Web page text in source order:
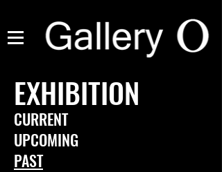
EXHIBITION
CURRENT
UPCOMING
PAST